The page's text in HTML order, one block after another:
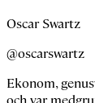
Oscar Swartz
@oscarswartz
Ekonom,